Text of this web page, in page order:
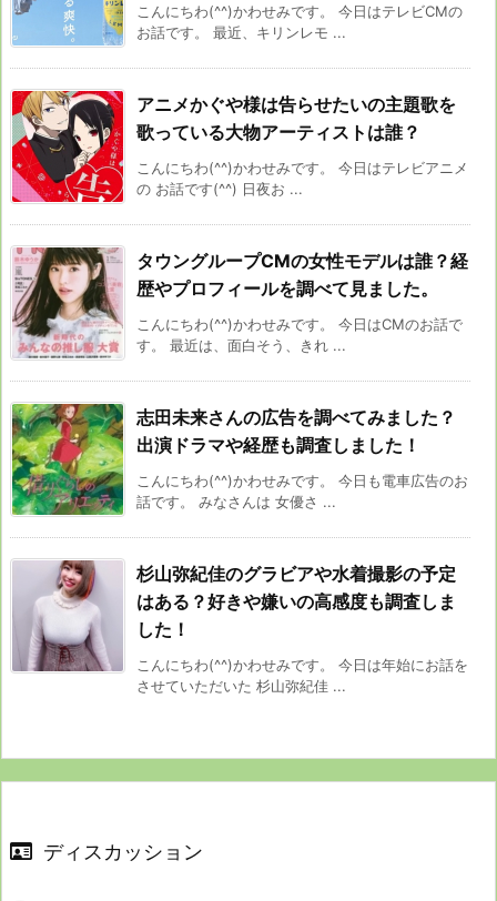
こんにちわ(^^)かわせみです。 今日はテレビCMの
お話です。 最近、キリンレモ ...
アニメかぐや様は告らせたいの主題歌を
歌っている大物アーティストは誰？
こんにちわ(^^)かわせみです。 今日はテレビアニメ
の お話です(^^) 日夜お ...
タウングループCMの女性モデルは誰？経
歴やプロフィールを調べて見ました。
こんにちわ(^^)かわせみです。 今日はCMのお話で
す。 最近は、面白そう、きれ ...
志田未来さんの広告を調べてみました？
出演ドラマや経歴も調査しました！
こんにちわ(^^)かわせみです。 今日も電車広告のお
話です。 みなさんは 女優さ ...
杉山弥紀佳のグラビアや水着撮影の予定
はある？好きや嫌いの高感度も調査しま
した！
こんにちわ(^^)かわせみです。 今日は年始にお話を
させていただいた 杉山弥紀佳 ...
ディスカッション